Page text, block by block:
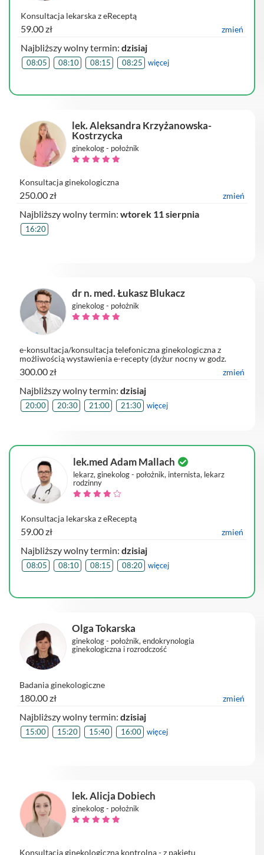
Konsultacja lekarska z eReceptą
59.00 zł zmień
Najbliższy wolny termin: dzisiaj
08:05 08:10 08:15 08:25 więcej
lek. Aleksandra Krzyżanowska-
Kostrzycka
ginekolog - położnik
Konsultacja ginekologiczna
250.00 zł zmień
Najbliższy wolny termin: wtorek 11 sierpnia
16:20
dr n. med. Łukasz Blukacz
ginekolog - położnik
e-konsultacja/konsultacja telefoniczna ginekologiczna z
możliwością wystawienia e-recepty (dyżur nocny w godz.
20.00 - 8.00 pon. - pt. oraz 24 h/7 sb. - nd.) dr n. med. Ł.
Blukacz
300.00 zł zmień
Najbliższy wolny termin: dzisiaj
20:00 20:30 21:00 21:30 więcej
lek.med Adam Mallach
lekarz, ginekolog - położnik, internista, lekarz
rodzinny
Konsultacja lekarska z eReceptą
59.00 zł zmień
Najbliższy wolny termin: dzisiaj
08:05 08:10 08:15 08:20 więcej
Olga Tokarska
ginekolog - położnik, endokrynologia
ginekologiczna i rozrodczość
Badania ginekologiczne
180.00 zł zmień
Najbliższy wolny termin: dzisiaj
15:00 15:20 15:40 16:00 więcej
lek. Alicja Dobiech
ginekolog - położnik
Konsultacja ginekologiczna kontrolna - z pakietu